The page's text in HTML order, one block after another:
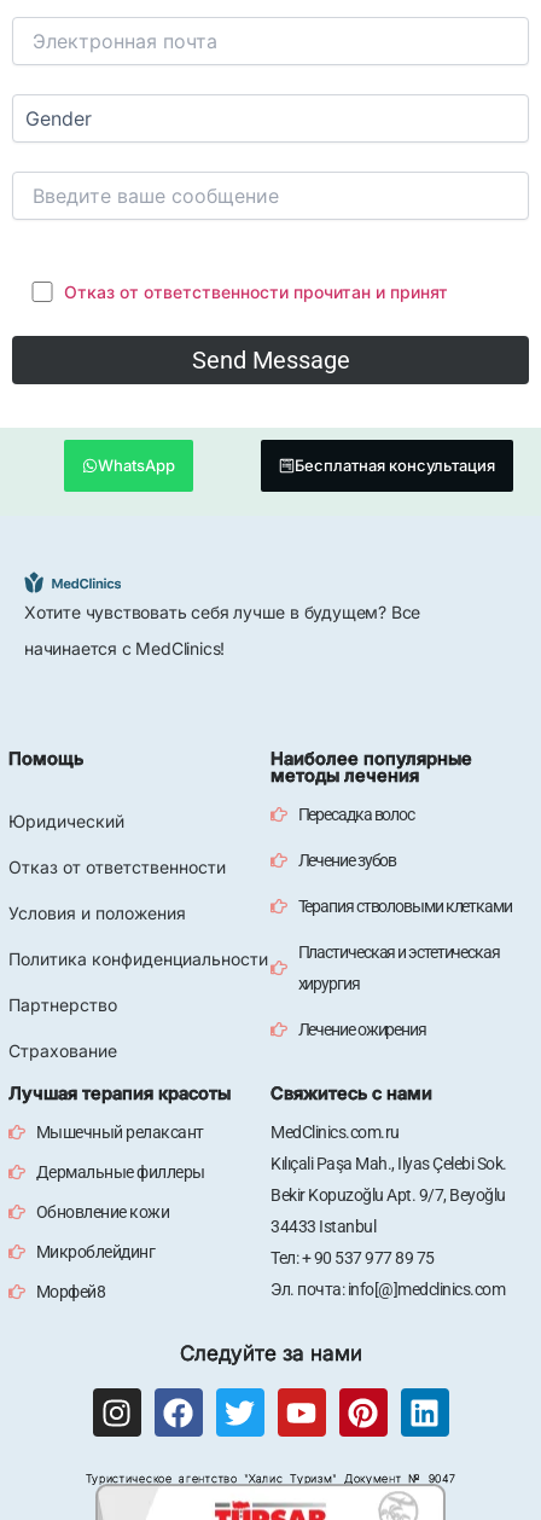
Отказ от ответственности прочитан и принят
WhatsApp Бесплатная консультация
Хотите чувствовать себя лучше в будущем? Все
начинается с MedClinics!
Помощь
Юридический
Отказ от ответственности
Условия и положения
Политика конфиденциальности
Партнерство
Страхование
Наиболее популярные
методы лечения
Пересадка волос
Лечение зубов
Терапия стволовыми клетками
Пластическая и эстетическая
хирургия
Лечение ожирения
Лучшая терапия красоты
Мышечный релаксант
Дермальные филлеры
Обновление кожи
Микроблейдинг
Морфей8
Свяжитесь с нами
MedClinics.com.ru
Kılıçali Paşa Mah., Ilyas Çelebi Sok.
Bekir Kopuzoğlu Apt. 9/7, Beyoğlu
34433 Istanbul
Тел: + 90 537 977 89 75
Эл. почта: info[@]medclinics.com
Следуйте за нами
I
n
t
F
a
e
T
w
t
Y
o
t
P
i
t
L
i
k
Туристическое агентство "Халис Туризм" Документ № 9047